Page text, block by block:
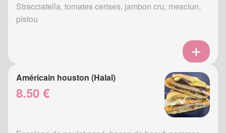
Stracciatella, tomates cerises, jambon cru, mesclun,
pistou
Américain houston (Halal)
8.50 €